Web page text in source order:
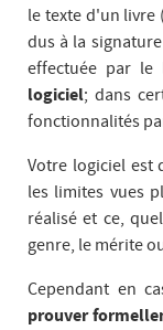
le texte d'un livre
dus à la
effectuée par le
logiciel; dans
fonctionnalités
Votre logiciel est
les limites vues
réalisé et ce,
genre, le mérite
Cependant en
prouver